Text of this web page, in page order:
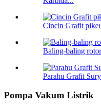
Cincin Grafit
Baling-baling
Parahu Grafit
Pompa Vakum Listrik